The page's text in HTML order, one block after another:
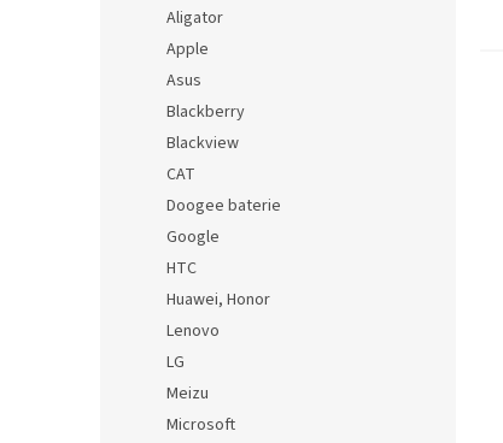
Aligator
Apple
Asus
Blackberry
Blackview
CAT
Doogee baterie
Google
HTC
Huawei, Honor
Lenovo
LG
Meizu
Microsoft